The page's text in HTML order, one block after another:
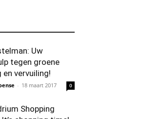
Uw
tegen groene
en vervuiling!
- 18 maart 2017 0
Shopping